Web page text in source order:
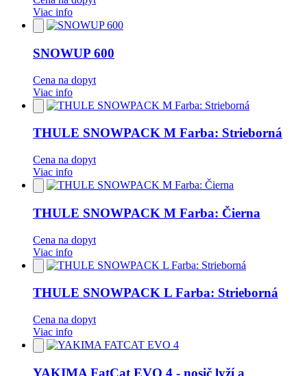
Viac info
Pridať
do
SNOWUP 600
Cena na dopyt
Viac info
Pridať
do
THULE SNOWPACK M Farba: Strieborná
Cena na dopyt
Viac info
Pridať
do
THULE SNOWPACK M Farba: Čierna
Cena na dopyt
Viac info
Pridať
do
THULE SNOWPACK L Farba: Strieborná
Cena na dopyt
Viac info
Pridať
do
YAKIMA FatCat EVO 4 - nosič lyží a